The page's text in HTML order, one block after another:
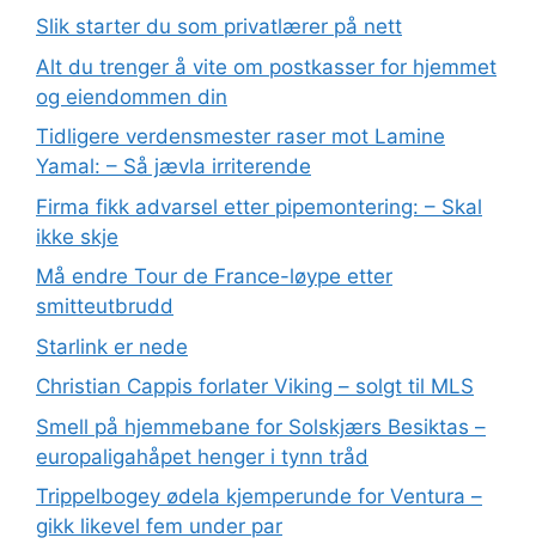
Slik starter du som privatlærer på nett
Alt du trenger å vite om postkasser for hjemmet
og eiendommen din
Tidligere verdensmester raser mot Lamine
Yamal: – Så jævla irriterende
Firma fikk advarsel etter pipemontering: – Skal
ikke skje
Må endre Tour de France-løype etter
smitteutbrudd
Starlink er nede
Christian Cappis forlater Viking – solgt til MLS
Smell på hjemmebane for Solskjærs Besiktas –
europaligahåpet henger i tynn tråd
Trippelbogey ødela kjemperunde for Ventura –
gikk likevel fem under par